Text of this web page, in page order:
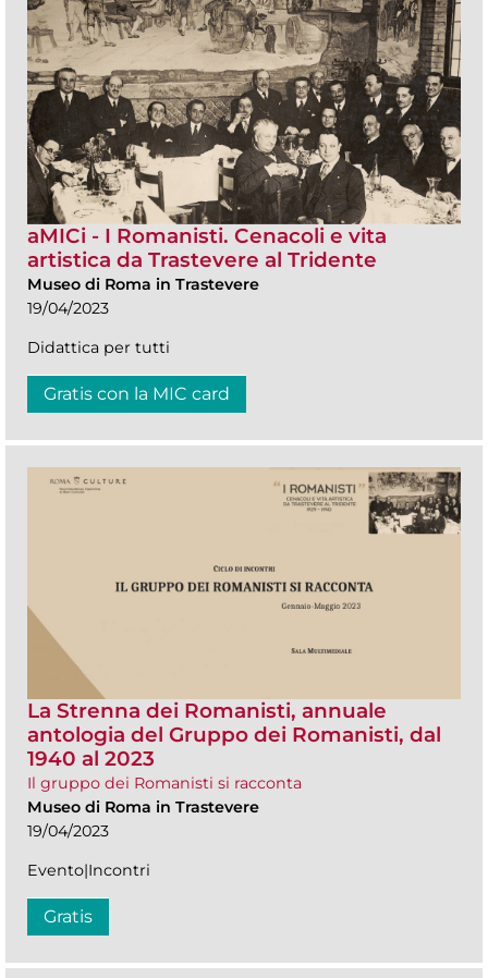
aMICi - I Romanisti. Cenacoli e vita
artistica da Trastevere al Tridente
Museo di Roma in Trastevere
19/04/2023
Didattica per tutti
Gratis con la MIC card
La Strenna dei Romanisti, annuale
antologia del Gruppo dei Romanisti, dal
1940 al 2023
Il gruppo dei Romanisti si racconta
Museo di Roma in Trastevere
19/04/2023
Evento|Incontri
Gratis